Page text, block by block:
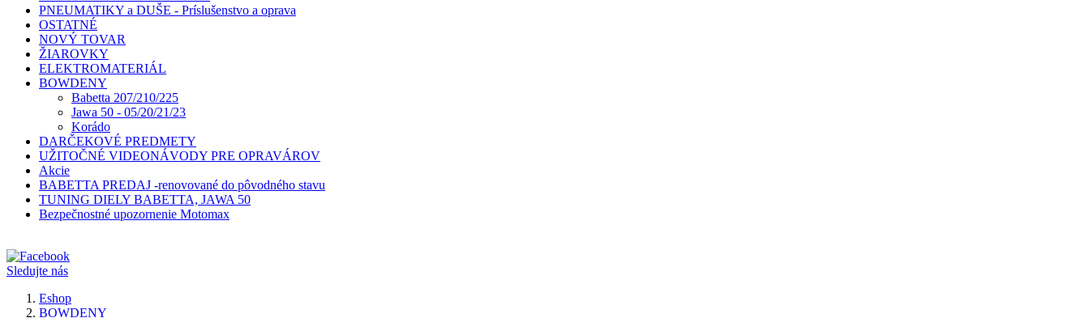
PNEUMATIKY a DUŠE - Príslušenstvo a oprava
OSTATNÉ
NOVÝ TOVAR
ŽIAROVKY
ELEKTROMATERIÁL
BOWDENY
Babetta 207/210/225
Jawa 50 - 05/20/21/23
Korádo
DARČEKOVÉ PREDMETY
UŽITOČNÉ VIDEONÁVODY PRE OPRAVÁROV
Akcie
BABETTA PREDAJ -renovované do pôvodného stavu
TUNING DIELY BABETTA, JAWA 50
Bezpečnostné upozornenie Motomax
Sledujte nás
Eshop
BOWDENY